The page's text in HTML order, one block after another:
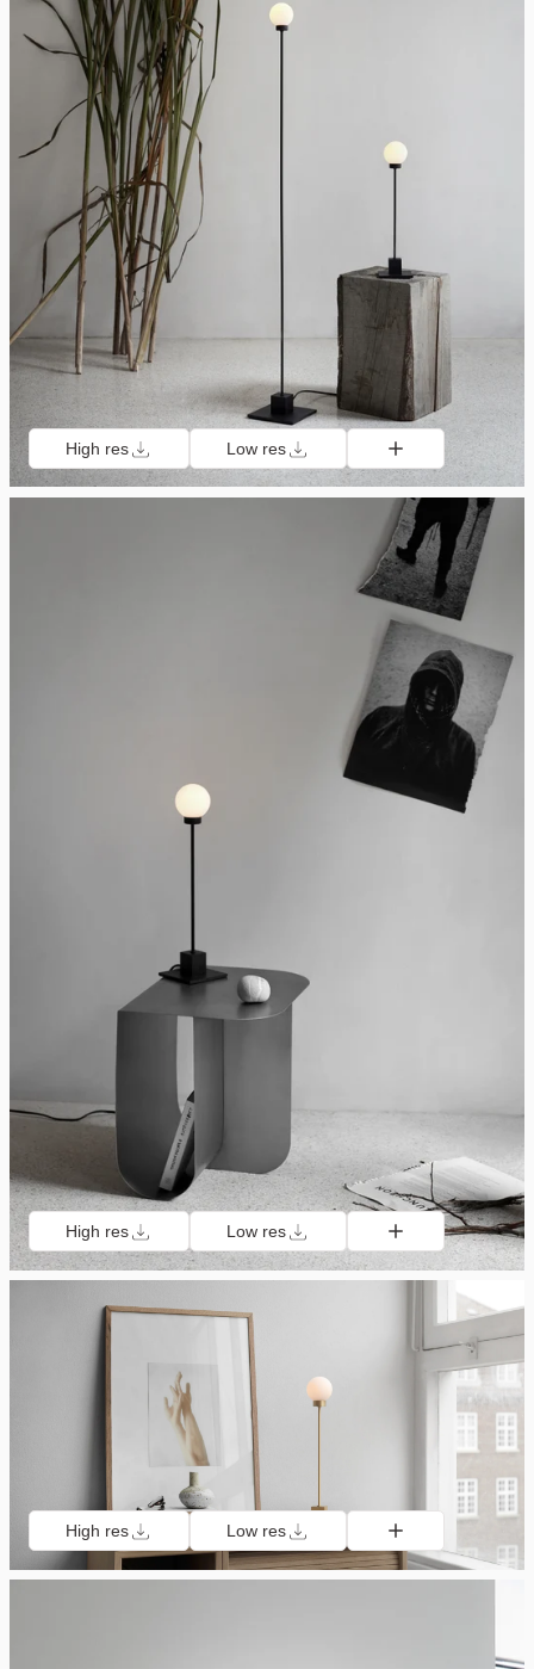
High res Low res
High res Low res
High res Low res